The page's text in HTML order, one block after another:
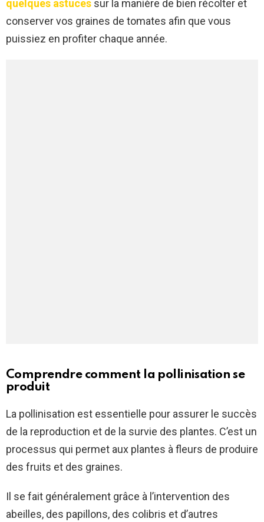
quelques astuces sur la manière de bien récolter et
conserver vos graines de tomates afin que vous
puissiez en profiter chaque année.
Comprendre comment la pollinisation se
produit
La pollinisation est essentielle pour assurer le succès
de la reproduction et de la survie des plantes. C’est un
processus qui permet aux plantes à fleurs de produire
des fruits et des graines.
Il se fait généralement grâce à l’intervention des
abeilles, des papillons, des colibris et d’autres